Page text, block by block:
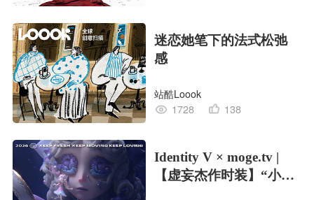
迷恋她笔下的法式松弛
感
站酷Loook
1728
138
Identity V × moge.tv |
【虚妄杰作时装】“小女